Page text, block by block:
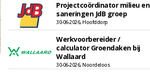
Projectcoördinator milieu en
saneringen JdB groep
30-06-2026, Hoofddorp
Werkvoorbereider /
calculator Groendaken bij
Wallaard
30-06-2026, Noordeloos